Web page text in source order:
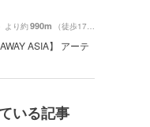
より約990m （徒歩17分）
ASIA】 アーテ
いる記事